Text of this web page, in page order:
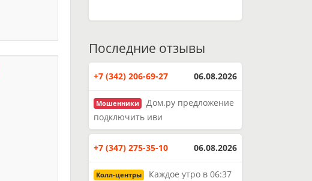
Последние отзывы
+7 (342) 206-69-27 06.08.2026
Мошенники
Дом.ру предложение
подключить иви
+7 (347) 275-35-10 06.08.2026
Колл-центры
Каждое утро в 06:37